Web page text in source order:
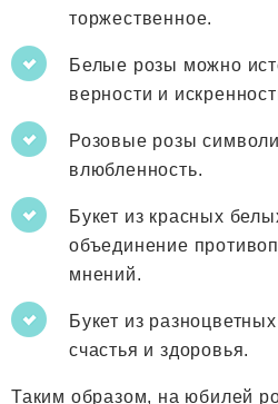
торжественное.
Белые розы можно
верности и
Розовые розы
влюбленность.
Букет из красных
объединение
мнений.
Букет из
счастья и здоровья.
Таким образом, на юбилей